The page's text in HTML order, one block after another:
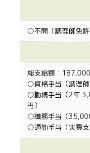
○不問（調理師免許
総支給額：
○資格手当（調理師
○勤続手当（2年
円）
○職務手当（
○通勤手当（実費